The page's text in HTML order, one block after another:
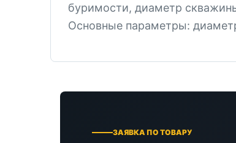
буримости, диаметр
Основные параметры:
ЗАЯВКА ПО ТОВАРУ